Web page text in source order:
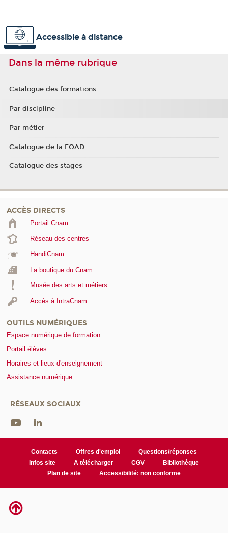
Accessible à distance
Dans la même rubrique
Catalogue des formations
Par discipline
Par métier
Catalogue de la FOAD
Catalogue des stages
ACCÈS DIRECTS
Portail Cnam
Réseau des centres
HandiCnam
La boutique du Cnam
Musée des arts et métiers
Accès à IntraCnam
OUTILS NUMÉRIQUES
Espace numérique de formation
Portail élèves
Horaires et lieux d'enseignement
Assistance numérique
RÉSEAUX SOCIAUX
Contacts Offres d'emploi
Questions/réponses
Infos site
A télécharger CGV
Bibliothèque
Plan de site
Accessibilité: non conforme